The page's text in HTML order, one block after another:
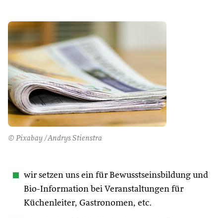
© Pixabay /Andrys Stienstra
wir setzen uns ein für Bewusstseinsbildung und
Bio-Information bei Veranstaltungen für
Küchenleiter, Gastronomen, etc.